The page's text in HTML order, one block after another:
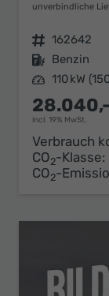
unverbindliche
Fahrzeugnr. 162642
Kraftstoff Benzin
Leistung 110 kW
incl. 19% MwSt.
Verbrauch
CO2-Klasse:
CO2-